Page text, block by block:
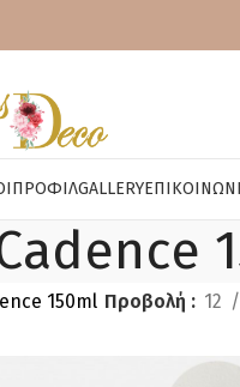
ΠΡΟΦΊΛGALLERY
150ml Προβολή 12